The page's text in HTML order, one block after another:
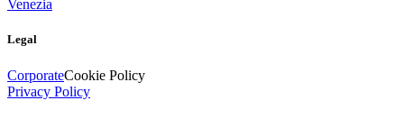
Venezia
Legal
CorporateCookie Policy
Privacy Policy